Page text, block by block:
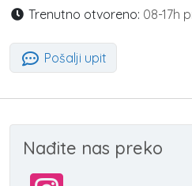
Trenutno otvoreno: 08-17h
Pošalji upit
Nađite nas preko